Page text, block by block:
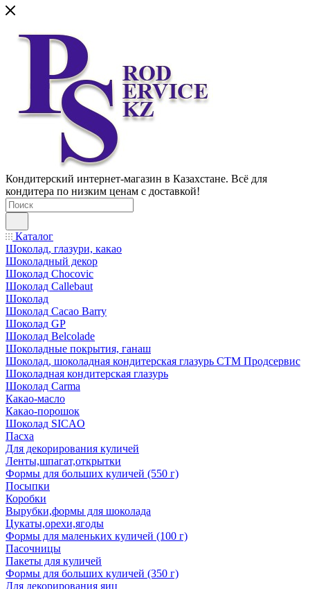
Кондитерский интернет-магазин в Казахстане. Всё для
кондитера по низким ценам с доставкой!
Каталог
Шоколад, глазури, какао
Шоколадный декор
Шоколад Chocovic
Шоколад Callebaut
Шоколад
Шоколад Cacao Barry
Шоколад GP
Шоколад Belcolade
Шоколадные покрытия, ганаш
Шоколад, шоколадная кондитерская глазурь СТМ Продсервис
Шоколадная кондитерская глазурь
Шоколад Carma
Какао-масло
Какао-порошок
Шоколад SICAO
Пасха
Для декорирования куличей
Ленты,шпагат,открытки
Формы для больших куличей (550 г)
Посыпки
Коробки
Вырубки,формы для шоколада
Цукаты,орехи,ягоды
Формы для маленьких куличей (100 г)
Пасочницы
Пакеты для куличей
Формы для больших куличей (350 г)
Для декорирования яиц